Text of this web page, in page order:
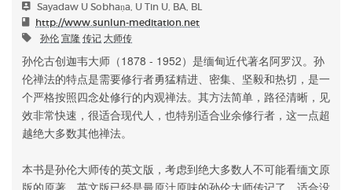
Sayadaw U Sobhaṇa, U Tin U, BA, BL
http://www.sunlun-meditation.net
孙伦 宣隆 传记 大师传
孙伦古创迦韦大师（1878 - 1952）是缅甸近代著名阿罗汉。孙
伦禅法的特点是需要修行者勇猛精进、密集、坚毅和热切，是一
个严格按照四念处修行的内观禅法。其方法简单，路径清晰，见
效非常快速，很适合现代人，也特别适合业余修行者，这一点超
越绝大多数其他禅法。
本书是孙伦大师传的英文版，考虑到绝大多数人不可能看缅文原
版的原著，英文版已经是最原汁原味的孙伦大师传记了，适合没